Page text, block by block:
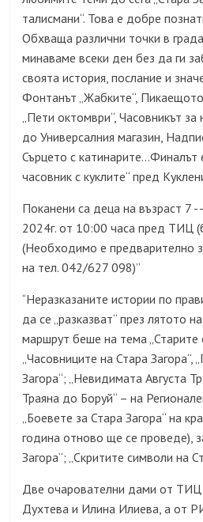
талисмани“. Това е добре
Обхваща различни точки в
минаваме всеки ден без да ги
своята история, послание и
Фонтанът „Жабките“,
„Пети октомври“, Часовникът
до Универсалния магазин,
Сърцето с катинарите…Финалът
часовник с куклите“ пред
Поканени са деца на възраст 7
2024г. от 10:00 часа пред ТИЦ
(Необходимо е предварително
на тел. 042/627 098)”
“Неразказаните истории по
да се „разказват“ през лятото
маршрут беше на тема „Старите
„Часовниците на Стара Загора“,
Загора“; „Невидимата Августа
Траяна до Боруй“ – на
„Боевете за Стара Загора“ на
година отново ще се проведе),
Загора“; „Скритите символи на
Две очарователни дами от ТИЦ
Духтева и Илина Илиева, а от